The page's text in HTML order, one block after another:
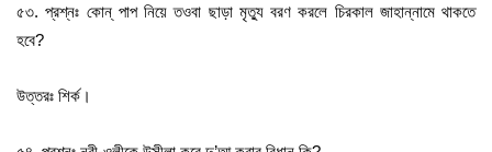
৫৩. প্রশ্নঃ কোন্‌ পাপ নিয়ে তওবা ছাড়া মৃত্যু বরণ করলে চিরকাল জাহান্নামে থাকতে
হবে?
উত্তরঃ শির্ক।